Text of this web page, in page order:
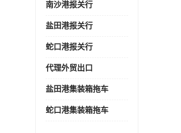
南沙港报关行
盐田港报关行
蛇口港报关行
代理外贸出口
盐田港集装箱拖车
蛇口港集装箱拖车